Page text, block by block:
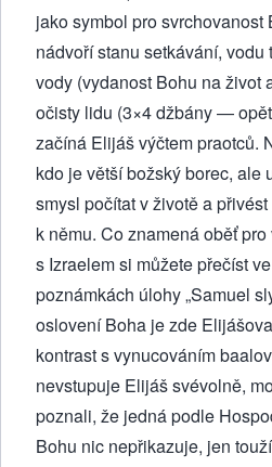
jako symbol pro svrchovanost
nádvoří stanu setkávání,
vody (vydanost Bohu na život
očisty lidu (3×4 džbány —
začíná Elijáš výčtem praotců.
kdo je větší božský borec, ale
smysl počítat v životě a
k němu. Co znamená oběť
s Izraelem si můžete přečíst ve
poznámkách úlohy „Samuel
oslovení Boha je zde
kontrast s vynucováním
nevstupuje Elijáš svévolně,
poznali, že jedná podle
Bohu nic nepřikazuje, jen